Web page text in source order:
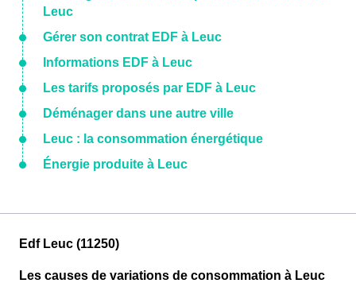
Leuc
Gérer son contrat EDF à Leuc
Informations EDF à Leuc
Les tarifs proposés par EDF à Leuc
Déménager dans une autre ville
Leuc : la consommation énergétique
Énergie produite à Leuc
Edf Leuc (11250)
Les causes de variations de consommation à Leuc